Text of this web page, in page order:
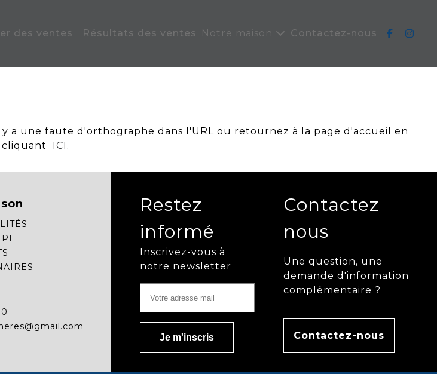
des ventes Résultats des ventes Notre maison Contactez-nous
a une faute d'orthographe dans l'URL ou retournez à la page d'accueil en
cliquant
ICI .
Restez
informé
Inscrivez-vous à
notre newsletter
Contactez
nous
Une question, une
demande d'information
complémentaire ?
Contactez-nous